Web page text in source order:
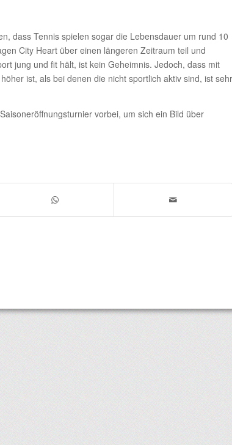
dass Tennis spielen sogar die Lebensdauer um rund 10
City Heart über einen längeren Zeitraum teil und
jung und fit hält, ist kein Geheimnis. Jedoch, dass mit
ist, als bei denen die nicht sportlich aktiv sind, ist sehr
vorbei, um sich ein Bild über